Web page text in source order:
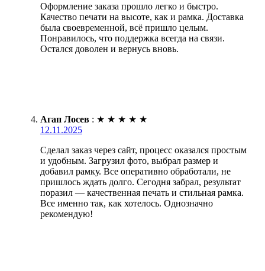
Оформление заказа прошло легко и быстро.
Качество печати на высоте, как и рамка. Доставка
была своевременной, всё пришло целым.
Понравилось, что поддержка всегда на связи.
Остался доволен и вернусь вновь.
Агап Лосев : ★ ★ ★ ★ ★
12.11.2025
Сделал заказ через сайт, процесс оказался простым
и удобным. Загрузил фото, выбрал размер и
добавил рамку. Все оперативно обработали, не
пришлось ждать долго. Сегодня забрал, результат
поразил — качественная печать и стильная рамка.
Все именно так, как хотелось. Однозначно
рекомендую!